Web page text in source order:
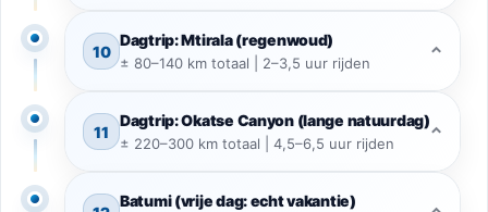
10
Dagtrip: Mtirala (regenwoud)
± 80–140 km totaal | 2–3,5 uur rijden
⌃
11
Dagtrip: Okatse Canyon (lange natuurdag)
± 220–300 km totaal | 4,5–6,5 uur rijden
⌃
Batumi (vrije dag: echt vakantie)